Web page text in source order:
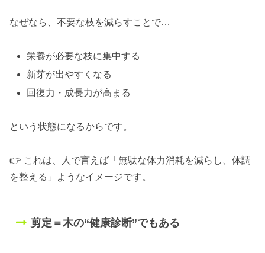
なぜなら、不要な枝を減らすことで…
栄養が必要な枝に集中する
新芽が出やすくなる
回復力・成長力が高まる
という状態になるからです。
👉 これは、人で言えば「無駄な体力消耗を減らし、体調
を整える」ようなイメージです。
剪定＝木の“健康診断”でもある